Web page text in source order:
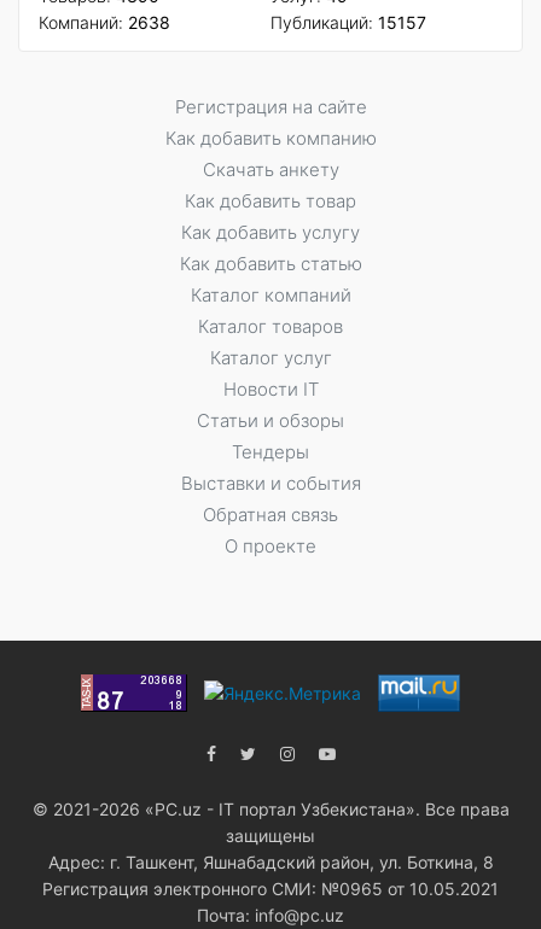
Компаний: 2638
Публикаций: 15157
Регистрация на сайте
Как добавить компанию
Скачать анкету
Как добавить товар
Как добавить услугу
Как добавить статью
Каталог компаний
Каталог товаров
Каталог услуг
Новости IT
Статьи и обзоры
Тендеры
Выставки и события
Обратная связь
О проекте
© 2021-2026 «PC.uz - IT портал Узбекистана». Все права
защищены
Адрес: г. Ташкент, Яшнабадский район, ул. Боткина, 8
Регистрация электронного СМИ: №0965 от 10.05.2021
Почта: info@pc.uz